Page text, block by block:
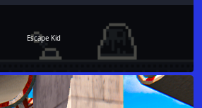
Escape Kid